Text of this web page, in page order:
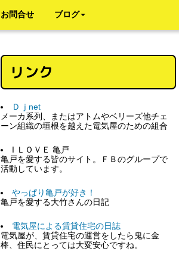
お問合せ ブログ
リンク
Ｄｊnet
メーカ系列、またはアトムやベリーズ他チェ
ーン組織の垣根を越えた電気屋のための組合
I ＬＯＶＥ 亀戸
亀戸を愛する皆のサイト。ＦＢのグループで
活動しています。
やっぱり亀戸が好き！
亀戸を愛する大竹さんの日記
電気屋による賃貸住宅の日誌
電気屋が、賃貸住宅の運営をしたら鬼に金
棒、住民にとっては大変安心ですね。